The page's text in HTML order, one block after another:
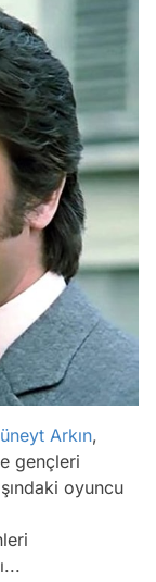
Arkın,
gençleri
oyuncu